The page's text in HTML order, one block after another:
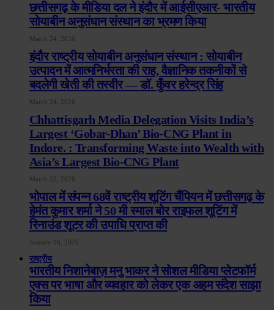
छत्तीसगढ़ के मीडिया दल ने इंदौर में आईसीएआर- भारतीय
सोयाबीन अनुसंधान संस्थान का भ्रमण किया
March 24, 2026
इंदौर राष्ट्रीय सोयाबीन अनुसंधान संस्थान : सोयाबीन
उत्पादन में आत्मनिर्भरता की राह, वैज्ञानिक तकनीकों से
बदलेगी खेती की तस्वीर — डॉ. कुँवर हरेन्द्र सिंह
March 24, 2026
Chhattisgarh Media Delegation Visits India’s
Largest ‘Gobar-Dhan’ Bio-CNG Plant in
Indore. : Transforming Waste into Wealth with
Asia’s Largest Bio-CNG Plant
March 23, 2026
भोपाल में संपन्न 68वें राष्ट्रीय शूटिंग चैंपियन में छत्तीसगढ़ के
हेमंत कुमार शर्मा ने 50 मी स्माल बोर राइफल शूटिंग में
रिनाउंड शूटर की उपाधि प्राप्त की
January 16, 2026
राष्ट्रीय
भारतीय निशानेबाज़ मनु भाकर ने सोशल मीडिया प्लेटफॉर्म
एक्स पर भाषा और व्यवहार को लेकर एक अहम संदेश साझा
किया